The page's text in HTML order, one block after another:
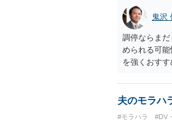
鬼沢
調停ならま
められる可
を強くおすす
夫のモラハ
#モラハラ #DV